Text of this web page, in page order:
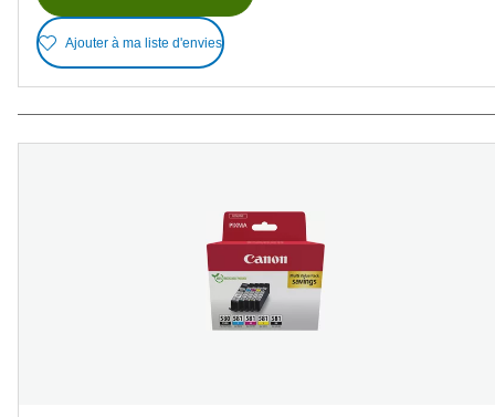
Ajouter à ma liste d'envies